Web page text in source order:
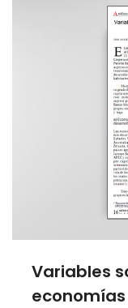
Variables
economías